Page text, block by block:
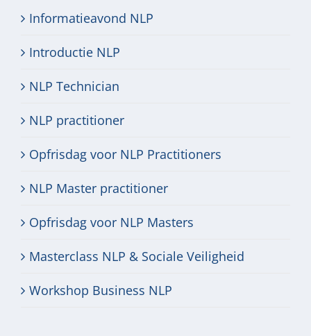
Informatieavond NLP
Introductie NLP
NLP Technician
NLP practitioner
Opfrisdag voor NLP Practitioners
NLP Master practitioner
Opfrisdag voor NLP Masters
Masterclass NLP & Sociale Veiligheid
Workshop Business NLP